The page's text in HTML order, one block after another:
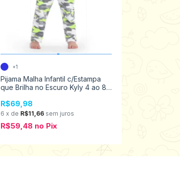
Pijama Malha Infantil c/Estampa
que Brilha no Escuro Kyly 4 ao 8
R$69,98
6 x de R$11,66 sem juros
R$59,48 no Pix
+1